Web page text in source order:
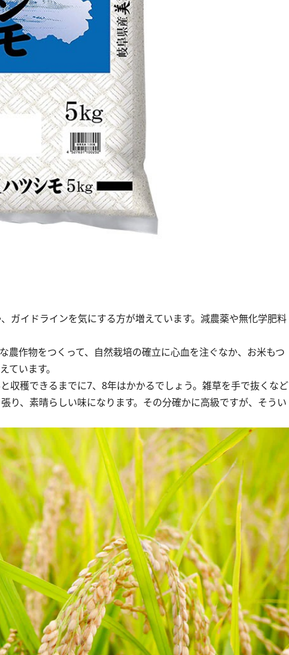
ガイドラインを気にする方が増えています。減農薬や無化学肥料
作物をつくって、自然栽培の確立に心血を注ぐなか、お米もつ
ています。
収穫できるまでに7、8年はかかるでしょう。雑草を手で抜くなど
り、素晴らしい味になります。その分確かに高級ですが、そうい